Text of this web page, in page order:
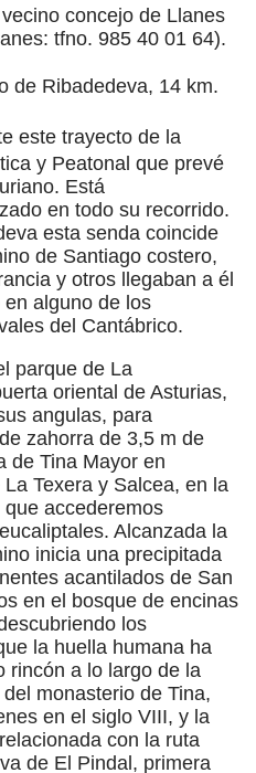
concejo de Llanes
tfno. 985 40 01 64).
de Ribadedeva, 14 km.
este trayecto de la
y Peatonal que prevé
Está
en todo su recorrido.
esta senda coincide
de Santiago costero,
y otros llegaban a él
alguno de los
del Cantábrico.
parque de La
oriental de Asturias,
angulas, para
zahorra de 3,5 m de
de Tina Mayor en
Texera y Salcea, en la
que accederemos
Alcanzada la
inicia una precipitada
acantilados de San
en el bosque de encinas
los
la huella humana ha
rincón a lo largo de la
monasterio de Tina,
en el siglo VIII, y la
con la ruta
de El Pindal, primera